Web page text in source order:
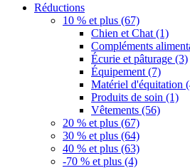
Réductions
10 % et plus (67)
Chien et Chat (1)
Compléments
Écurie et pâturage (3)
Équipement (7)
Matériel d'équitation
Produits de soin (1)
Vêtements (56)
20 % et plus (67)
30 % et plus (64)
40 % et plus (63)
-70 % et plus (4)